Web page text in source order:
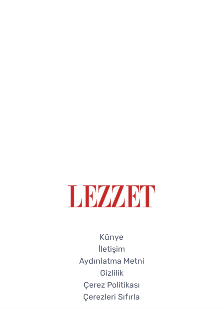
Künye
İletişim
Aydınlatma Metni
Gizlilik
Çerez Politikası
Çerezleri Sıfırla